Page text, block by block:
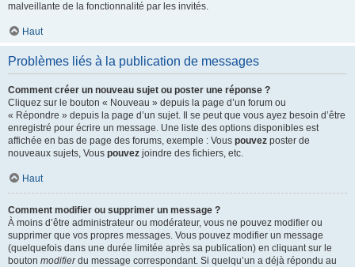
malveillante de la fonctionnalité par les invités.
Haut
Problèmes liés à la publication de messages
Comment créer un nouveau sujet ou poster une réponse ?
Cliquez sur le bouton « Nouveau » depuis la page d’un forum ou
« Répondre » depuis la page d’un sujet. Il se peut que vous ayez besoin d’être
enregistré pour écrire un message. Une liste des options disponibles est
affichée en bas de page des forums, exemple : Vous pouvez poster de
nouveaux sujets, Vous pouvez joindre des fichiers, etc.
Haut
Comment modifier ou supprimer un message ?
À moins d’être administrateur ou modérateur, vous ne pouvez modifier ou
supprimer que vos propres messages. Vous pouvez modifier un message
(quelquefois dans une durée limitée après sa publication) en cliquant sur le
bouton modifierdu message correspondant. Si quelqu’un a déjà répondu au